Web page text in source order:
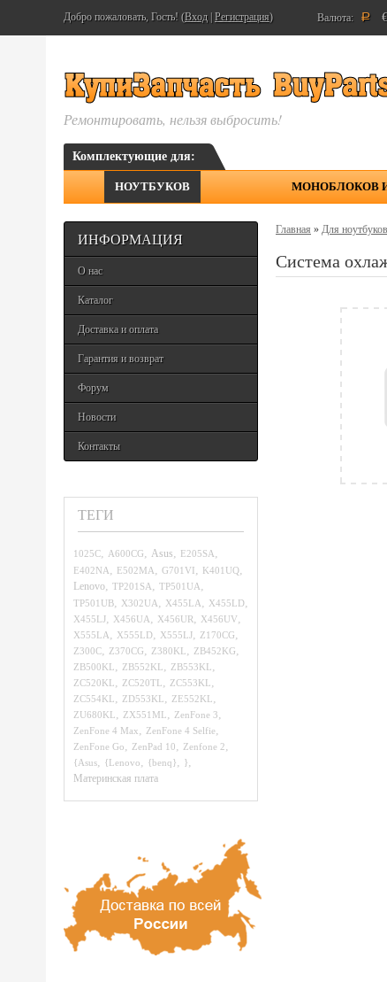
Добро пожаловать, Гость! (Вход Регистрация) Валюта: Р
Ремонтировать, нельзя выбросить!
Комплектующие для:
НОУТБУКОВ МОНОБЛОКОВ
ИНФОРМАЦИЯ
О нас
Каталог
Доставка и оплата
Гарантия и возврат
Форум
Новости
Контакты
ТЕГИ
1025C, A600CG, Asus, E205SA,
E402NA, E502MA, G701VI, K401UQ,
Lenovo, TP201SA, TP501UA,
TP501UB, X302UA, X455LA, X455LD,
X455LJ, X456UA, X456UR, X456UV,
X555LA, X555LD, X555LJ, Z170CG,
Z300C, Z370CG, Z380KL, ZB452KG,
ZB500KL, ZB552KL, ZB553KL,
ZC520KL, ZC520TL, ZC553KL,
ZC554KL, ZD553KL, ZE552KL,
ZU680KL, ZX551ML, ZenFone 3,
ZenFone 4 Max, ZenFone 4 Selfie,
ZenFone Go, ZenPad 10, Zenfone 2,
{Asus, {Lenovo, {benq}, },
Материнская плата
Главная » Для ноутбуков
Система